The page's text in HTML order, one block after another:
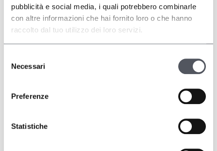
pubblicità e social media, i quali potrebbero combinarle
con altre informazioni che hai fornito loro o che hanno
raccolto dal tuo utilizzo dei loro servizi.
delNecessari
Preferenze
Statistiche